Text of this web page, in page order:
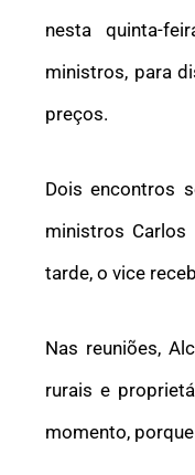
nesta quinta-
ministros, para
preços.
Dois encontros
ministros Carlos
tarde, o vice
Nas reuniões,
rurais e
momento,